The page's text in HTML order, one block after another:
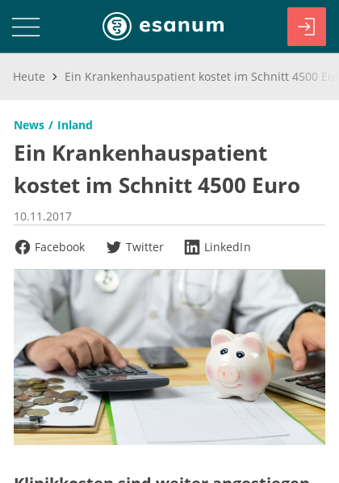
Heute Ein Krankenhauspatient kostet im Schnitt 4500 Euro
News Inland
Ein Krankenhauspatient
kostet im Schnitt 4500 Euro
10.11.2017
Facebook
Twitter LinkedIn